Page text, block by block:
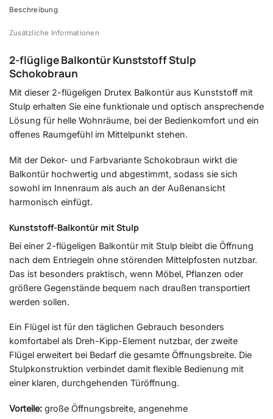
Beschreibung
Zusätzliche Informationen
2-flüglige Balkontür Kunststoff Stulp
Schokobraun
Mit dieser 2-flügeligen Drutex Balkontür aus Kunststoff mit
Stulp erhalten Sie eine funktionale und optisch ansprechende
Lösung für helle Wohnräume, bei der Bedienkomfort und ein
offenes Raumgefühl im Mittelpunkt stehen.
Mit der Dekor- und Farbvariante Schokobraun wirkt die
Balkontür hochwertig und abgestimmt, sodass sie sich
sowohl im Innenraum als auch an der Außenansicht
harmonisch einfügt.
Kunststoff-Balkontür mit Stulp
Bei einer 2-flügeligen Balkontür mit Stulp bleibt die Öffnung
nach dem Entriegeln ohne störenden Mittelpfosten nutzbar.
Das ist besonders praktisch, wenn Möbel, Pflanzen oder
größere Gegenstände bequem nach draußen transportiert
werden sollen.
Ein Flügel ist für den täglichen Gebrauch besonders
komfortabel als Dreh-Kipp-Element nutzbar, der zweite
Flügel erweitert bei Bedarf die gesamte Öffnungsbreite. Die
Stulpkonstruktion verbindet damit flexible Bedienung mit
einer klaren, durchgehenden Türöffnung.
Vorteile: große Öffnungsbreite, angenehme